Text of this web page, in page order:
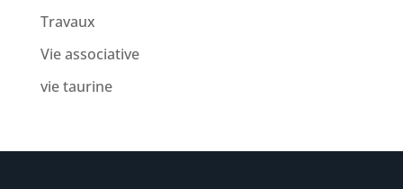
Travaux
Vie associative
vie taurine